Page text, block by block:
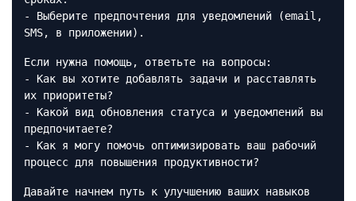
- Выберите предпочтения для уведомлений (email,
SMS, в приложении).
Если нужна помощь, ответьте на вопросы:
- Как вы хотите добавлять задачи и расставлять
их приоритеты?
- Какой вид обновления статуса и уведомлений вы
предпочитаете?
- Как я могу помочь оптимизировать ваш рабочий
процесс для повышения продуктивности?
Давайте начнем путь к улучшению ваших навыков